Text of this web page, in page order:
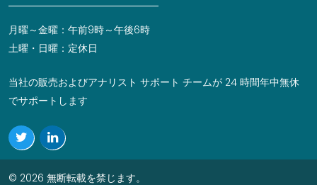
月曜～金曜：午前9時～午後6時
土曜・日曜：定休日
当社の販売およびアナリスト サポート チームが 24 時間年中無休
でサポートします
© 2026 無断転載を禁じます。